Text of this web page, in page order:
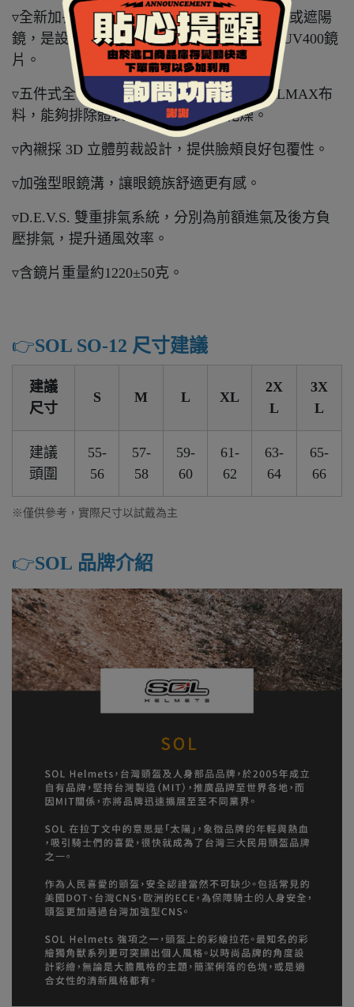
▿全新加長型內墨片，又稱內藏鏡、內置鏡片或遮陽
鏡，是設計在安全帽內的太陽眼鏡，採用抗UV400鏡
片。
▿五件式全可拆內襯，採用奈米竹炭與COOLMAX布
料，能夠排除體表溼氣，保持涼爽乾燥。
▿內襯採 3D 立體剪裁設計，提供臉頰良好包覆性。
▿加強型眼鏡溝，讓眼鏡族舒適更有感。
▿D.E.V.S. 雙重排氣系統，分別為前額進氣及後方負
壓排氣，提升通風效率。
▿含鏡片重量約1220±50克。
👉️SOL SO-12 尺寸建議
建議
尺寸
S M L XL
2X
L
3X
L
建議
頭圍
55-
56
57-
58
59-
60
61-
62
63-
64
65-
66
※僅供參考，實際尺寸以試戴為主
👉️SOL 品牌介紹